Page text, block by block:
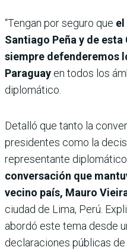
“Tengan por seguro que
Santiago Peña y de esta
siempre defenderemos
Paraguay en todos los
diplomático.
Detalló que tanto la
presidentes como la
representante
conversación que
vecino país, Mauro
ciudad de Lima, Perú.
abordó este tema desde
declaraciones públicas de